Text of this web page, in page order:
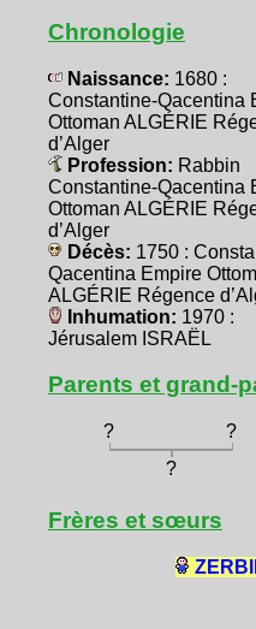
Chronologie
Naissance: 1680 :
Constantine-Qacentina
Ottoman ALGÉRIE
d’Alger
Profession: Rabbin
Constantine-Qacentina
Ottoman ALGÉRIE
d’Alger
Décès: 1750 :
Qacentina Empire
ALGÉRIE Régence
Inhumation: 1970 :
Jérusalem ISRAËL
Parents et grand-
? ?
?
Frères et sœurs